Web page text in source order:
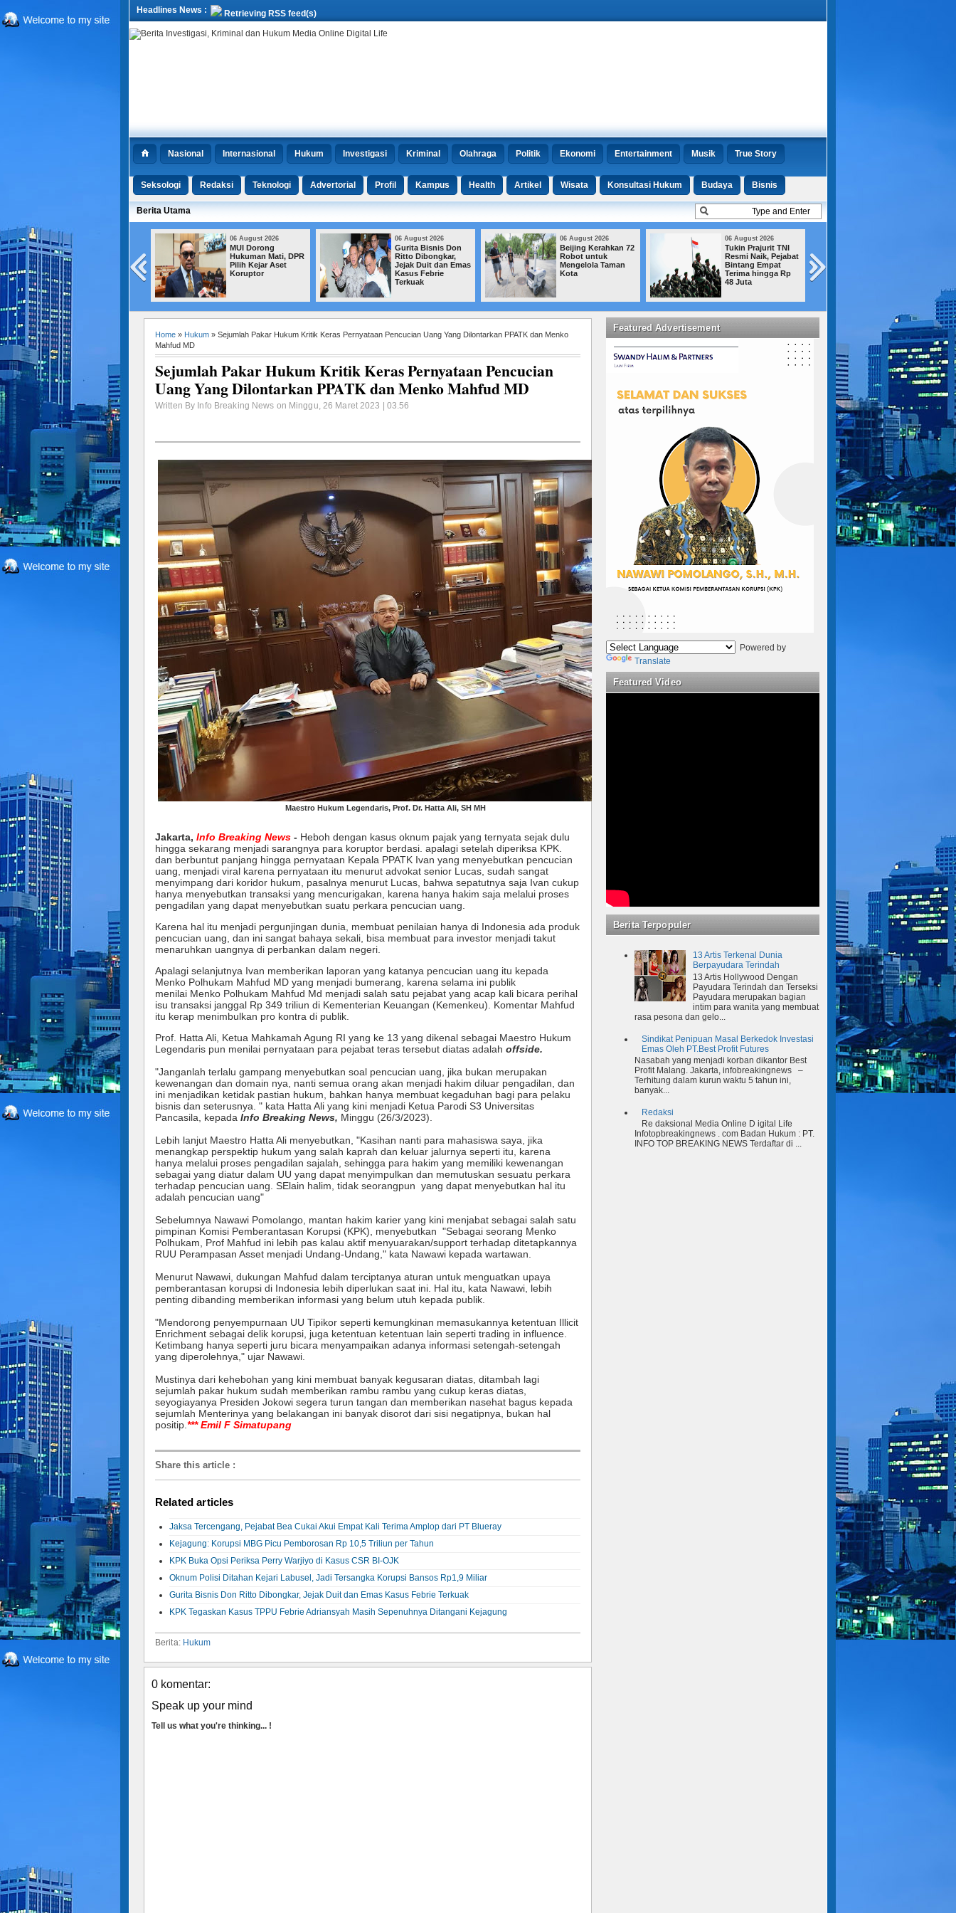
Headlines News : Retrieving RSS feed(s)
Nasional Internasional Hukum Investigasi Kriminal Olahraga Politik Ekonomi Entertainment Musik True Story
Seksologi Redaksi Teknologi Advertorial Profil Kampus Health Artikel Wisata Konsultasi Hukum Budaya Bisnis
Berita Utama
Kemensos Bekukan
Bantuan bagi
Jutaan KPM yang
Terindikasi Judol
06 August 2026
MUI Dorong
Hukuman Mati, DPR
Pilih Kejar Aset
Koruptor
06 August 2026
Gurita Bisnis Don
Ritto Dibongkar,
Jejak Duit dan Emas
Kasus Febrie
Terkuak
06 August 2026
Beijing Kerahkan 72
Robot untuk
Mengelola Taman
Kota
06 August 2026
Tukin Prajurit TNI
Resmi Naik, Pejabat
Bintang Empat
Terima hingga Rp
48 Juta
Home » Hukum » Sejumlah Pakar Hukum Kritik Keras Pernyataan Pencucian Uang Yang Dilontarkan PPATK dan Menko
Mahfud MD
Sejumlah Pakar Hukum Kritik Keras Pernyataan Pencucian
Uang Yang Dilontarkan PPATK dan Menko Mahfud MD
Written By Info Breaking News on Minggu, 26 Maret 2023 | 03.56
Maestro Hukum Legendaris, Prof. Dr. Hatta Ali, SH MH
Jakarta, Info Breaking News - Heboh dengan kasus oknum pajak yang ternyata sejak dulu
hingga sekarang menjadi sarangnya para koruptor berdasi. apalagi setelah diperiksa KPK.
dan berbuntut panjang hingga pernyataan Kepala PPATK Ivan yang menyebutkan pencucian
uang, menjadi viral karena pernyataan itu menurut advokat senior Lucas, sudah sangat
menyimpang dari koridor hukum, pasalnya menurut Lucas, bahwa sepatutnya saja Ivan cukup
hanya menyebutkan transaksi yang mencurigakan, karena hanya hakim saja melalui proses
pengadilan yang dapat menyebutkan suatu perkara pencucian uang.
Karena hal itu menjadi pergunjingan dunia, membuat penilaian hanya di Indonesia ada produk
pencucian uang, dan ini sangat bahaya sekali, bisa membuat para investor menjadi takut
menaruhkan uangnya di perbankan dalam negeri.
Apalagi selanjutnya Ivan memberikan laporan yang katanya pencucian uang itu kepada
Menko Polhukam Mahfud MD yang menjadi bumerang, karena selama ini publik
menilai Menko Polhukam Mahfud Md menjadi salah satu pejabat yang acap kali bicara perihal
isu transaksi janggal Rp 349 triliun di Kementerian Keuangan (Kemenkeu). Komentar Mahfud
itu kerap menimbulkan pro kontra di publik.
Prof. Hatta Ali, Ketua Mahkamah Agung RI yang ke 13 yang dikenal sebagai Maestro Hukum
Legendaris pun menilai pernyataan para pejabat teras tersebut diatas adalah offside.
"Janganlah terlalu gampang menyebutkan soal pencucian uang, jika bukan merupakan
kewenangan dan domain nya, nanti semua orang akan menjadi hakim diluar pengadilan, dan
ini menjadikan ketidak pastian hukum, bahkan hanya membuat kegaduhan bagi para pelaku
bisnis dan seterusnya. " kata Hatta Ali yang kini menjadi Ketua Parodi S3 Universitas
Pancasila, kepada Info Breaking News, Minggu (26/3/2023).
Lebih lanjut Maestro Hatta Ali menyebutkan, "Kasihan nanti para mahasiswa saya, jika
menangkap perspektip hukum yang salah kaprah dan keluar jalurnya seperti itu, karena
hanya melalui proses pengadilan sajalah, sehingga para hakim yang memiliki kewenangan
sebagai yang diatur dalam UU yang dapat menyimpulkan dan memutuskan sesuatu perkara
terhadap pencucian uang. SElain halim, tidak seorangpun yang dapat menyebutkan hal itu
adalah pencucian uang"
Sebelumnya Nawawi Pomolango, mantan hakim karier yang kini menjabat sebagai salah satu
pimpinan Komisi Pemberantasan Korupsi (KPK), menyebutkan "Sebagai seorang Menko
Polhukam, Prof Mahfud ini lebih pas kalau aktif menyuarakan/support terhadap ditetapkannya
RUU Perampasan Asset menjadi Undang-Undang," kata Nawawi kepada wartawan.
Menurut Nawawi, dukungan Mahfud dalam terciptanya aturan untuk menguatkan upaya
pemberantasan korupsi di Indonesia lebih diperlukan saat ini. Hal itu, kata Nawawi, lebih
penting dibanding memberikan informasi yang belum utuh kepada publik.
"Mendorong penyempurnaan UU Tipikor seperti kemungkinan memasukannya ketentuan Illicit
Enrichment sebagai delik korupsi, juga ketentuan ketentuan lain seperti trading in influence.
Ketimbang hanya seperti juru bicara menyampaikan adanya informasi setengah-setengah
yang diperolehnya," ujar Nawawi.
Mustinya dari kehebohan yang kini membuat banyak kegusaran diatas, ditambah lagi
sejumlah pakar hukum sudah memberikan rambu rambu yang cukup keras diatas,
seyogiayanya Presiden Jokowi segera turun tangan dan memberikan nasehat bagus kepada
sejumlah Menterinya yang belakangan ini banyak disorot dari sisi negatipnya, bukan hal
positip. *** Emil F Simatupang
Share this article :
Related articles
Jaksa Tercengang, Pejabat Bea Cukai Akui Empat Kali Terima Amplop dari PT Blueray
Kejagung: Korupsi MBG Picu Pemborosan Rp 10,5 Triliun per Tahun
KPK Buka Opsi Periksa Perry Warjiyo di Kasus CSR BI-OJK
Oknum Polisi Ditahan Kejari Labusel, Jadi Tersangka Korupsi Bansos Rp1,9 Miliar
Gurita Bisnis Don Ritto Dibongkar, Jejak Duit dan Emas Kasus Febrie Terkuak
KPK Tegaskan Kasus TPPU Febrie Adriansyah Masih Sepenuhnya Ditangani Kejagung
Berita: Hukum
0 komentar:
Speak up your mind
Tell us what you're thinking... !
Featured Advertisement
Powered by
Translate
Featured Video
Berita Terpopuler
13 Artis Terkenal Dunia
Berpayudara Terindah
13 Artis Hollywood Dengan
Payudara Terindah dan Terseksi
Payudara merupakan bagian
intim para wanita yang membuat
rasa pesona dan gelo...
Sindikat Penipuan Masal Berkedok Investasi
Emas Oleh PT.Best Profit Futures
Nasabah yang menjadi korban dikantor Best
Profit Malang. Jakarta, infobreakingnews –
Terhitung dalam kurun waktu 5 tahun ini,
banyak...
Redaksi
Re daksional Media Online D igital Life
Infotopbreakingnews . com Badan Hukum : PT.
INFO TOP BREAKING NEWS Terdaftar di ...